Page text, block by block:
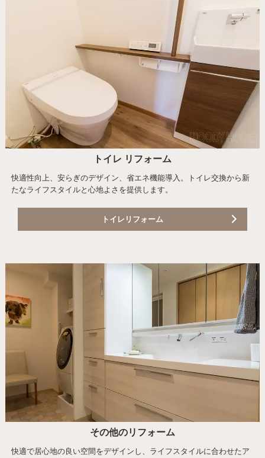
トイレ リフォーム
快適性向上、安らぎのデザイン、省エネ機能導入。トイレ交換から新
たなライフスタイルと心地よさを提供します。
トイレリフォーム
その他のリフォーム
快適で居心地の良い空間をデザインし、ライフスタイルに合わせたア